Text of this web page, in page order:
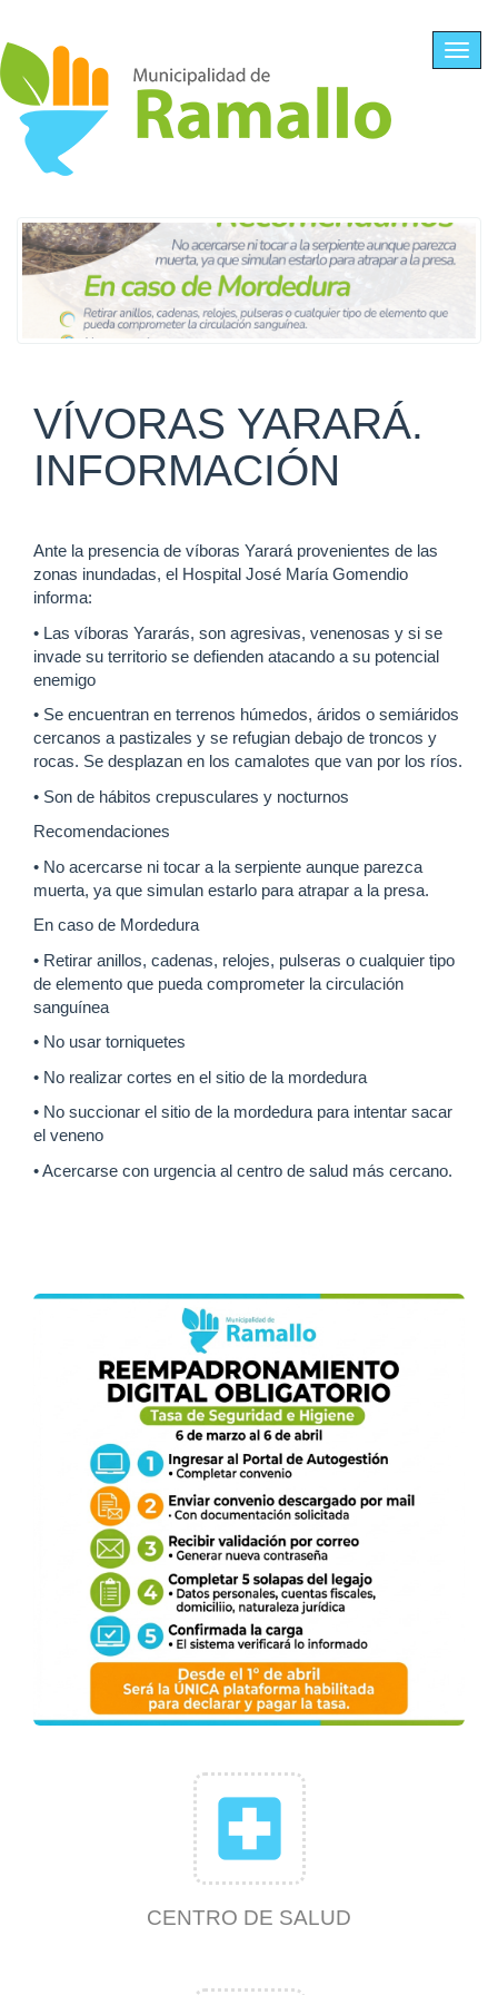
VÍVORAS YARARÁ.
INFORMACIÓN
Ante la presencia de víboras Yarará provenientes de las
zonas inundadas, el Hospital José María Gomendio
informa:
• Las víboras Yararás, son agresivas, venenosas y si se
invade su territorio se defienden atacando a su potencial
enemigo
• Se encuentran en terrenos húmedos, áridos o semiáridos
cercanos a pastizales y se refugian debajo de troncos y
rocas. Se desplazan en los camalotes que van por los ríos.
• Son de hábitos crepusculares y nocturnos
Recomendaciones
• No acercarse ni tocar a la serpiente aunque parezca
muerta, ya que simulan estarlo para atrapar a la presa.
En caso de Mordedura
• Retirar anillos, cadenas, relojes, pulseras o cualquier tipo
de elemento que pueda comprometer la circulación
sanguínea
• No usar torniquetes
• No realizar cortes en el sitio de la mordedura
• No succionar el sitio de la mordedura para intentar sacar
el veneno
• Acercarse con urgencia al centro de salud más cercano.
local_hospital
CENTRO DE SALUD